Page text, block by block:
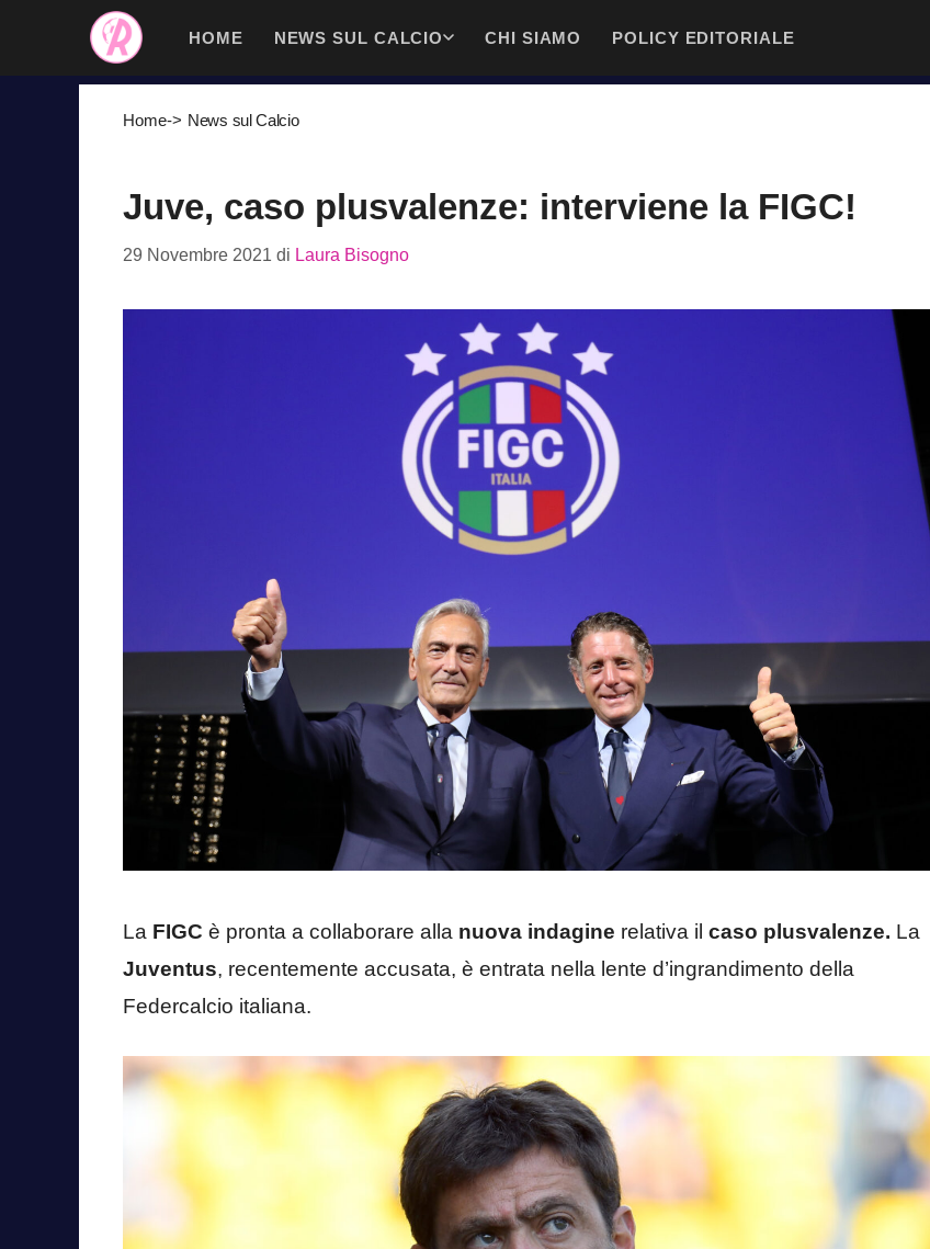
contenuto
HOME NEWS SUL CALCIO CHI SIAMO POLICY EDITORIALE
Home-> News sul Calcio
Juve, caso plusvalenze: interviene la FIGC!
29 Novembre 2021 di Laura Bisogno
La FIGC è pronta a collaborare alla nuova indagine relativa il caso plusvalenze. La
Juventus, recentemente accusata, è entrata nella lente d’ingrandimento della
Federcalcio italiana.